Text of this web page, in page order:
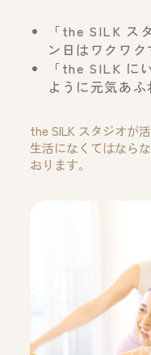
「the SILK ス
ン日はワクワク
「the SILK に
ように元気あふ
the SILK スタジオが
生活になくてはなら
おります。